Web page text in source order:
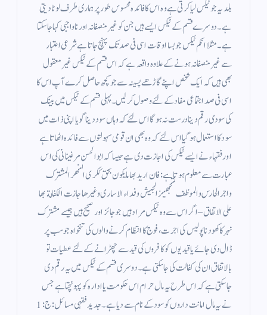
بلدیہ جو ٹیکس لیا کرتی ہے وہ اس کا فائدہ محسوس طور پر ہماری طرف لوٹا دیتی
ہے ۔ دوسرے قسم کے ٹیکس ایسے ہیں جن کو غیر منصفانہ اور ناواجبی کہا جاسکتا
ہے ۔ مثلا انکم ٹیکس جو بسا اوقات اسی فی صد تک پہنچ جاتا ہے شرعی اعتبار
سے غیر منصفانہ ہونے کے علاوہ واقعہ ہے کہ اس قسم کے ٹیکس غیر معقول
بھی ہیں کہ ایک شخص اپنے گاڑھے پسینہ سے جو کچھ حاصل کرے آپ اس کا
اسی فی صد اجتماعی مفاد کے لئے وصول کر لیں۔ پہلی قسم کے ٹیکس میں بینک
کی سودی رقم دینا درست نہ ہو گا اس لئے کہ وہاں سود دینا گویا اپنی ذات میں
سود کا استعمال ہوگیا اس لئے کہ وہ بھی ان قومی سہولتوں سے فائدہ اٹھاتا ہے
اور فقہاء نے ایسے ٹیکس کی اجازت دی ہے جیسا کہ ابوالحسن مرغینانی کی اس
عبارت سے معلوم ہوتا ہے : فان اريد بها ما يكون بحق ككرى النهر المشترك
واجر الحارس والموظف لتجهيز الجيش وفداء الاسارى وغيرها جازت الكفالة بها
على الاتفاق – اگر اس سے وہ ٹیکس مراد ہیں جو جائز اور صحیح ہیں جیسے مشترک
نہر کا کھودنا پولیس کی اجرت ، فوج کا انتظام کرنے والوں کی تنخواہ جو سب پر
ڈال دی جائے یا قیدیوں کو کافروں کی قید سے چھڑانے کے لئے عطیات تو
بالاتفاق ان کی کفالت کی جا سکتی ہے ۔ دوسری قسم کے ٹیکس میں یہ رقم دی
جاسکتی ہے کہ اس طرح یہ مال حرام اس حکومت یا ادارہ کو پہونچتا ہے جس
نے یہ مال امانت داروں کو سود کے نام سے دیا ہے ۔ جدید فقہی مسائل : ج : 1